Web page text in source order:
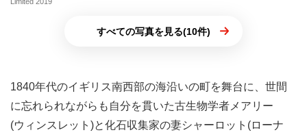
すべての写真を見る(10件)
1840年代のイギリス南西部の海沿いの町を舞台に、世間
に忘れられながらも自分を貫いた古生物学者メアリー
(ウィンスレット)と化石収集家の妻シャーロット(ローナ